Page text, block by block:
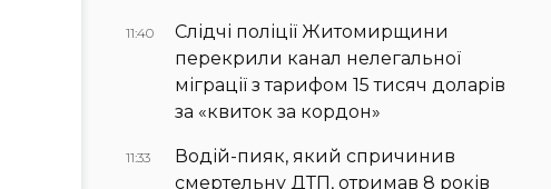
11:40
Слідчі поліції Житомирщини
перекрили канал нелегальної
міграції з тарифом 15 тисяч доларів
за «квиток за кордон»
11:33
Водій-пияк, який спричинив
смертельну ДТП, отримав 8 років